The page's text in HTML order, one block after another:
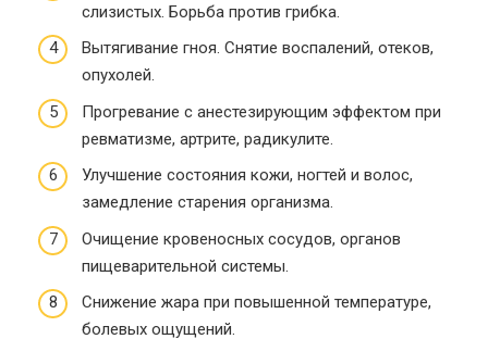
слизистых. Борьба против грибка.
Вытягивание гноя. Снятие воспалений, отеков,
опухолей.
Прогревание с анестезирующим эффектом при
ревматизме, артрите, радикулите.
Улучшение состояния кожи, ногтей и волос,
замедление старения организма.
Очищение кровеносных сосудов, органов
пищеварительной системы.
Снижение жара при повышенной температуре,
болевых ощущений.